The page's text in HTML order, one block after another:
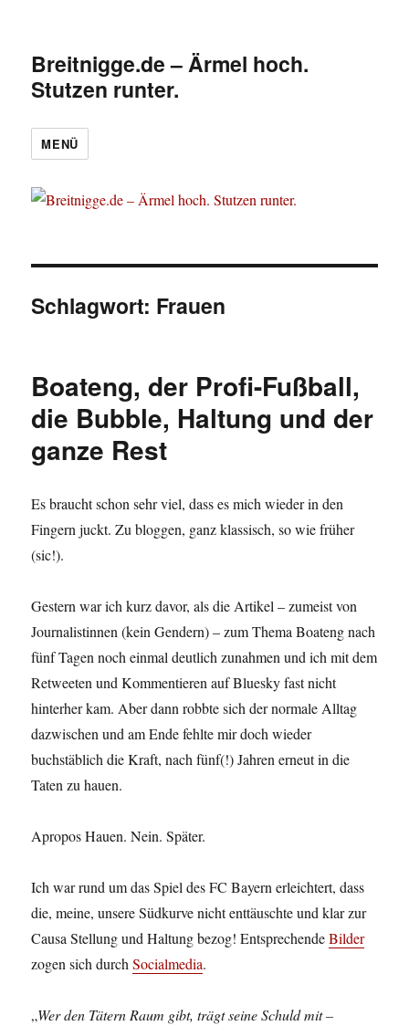
Breitnigge.de – Ärmel hoch.
Stutzen runter.
MENÜ
Schlagwort: Frauen
Boateng, der Profi-Fußball,
die Bubble, Haltung und der
ganze Rest
Es braucht schon sehr viel, dass es mich wieder in den
Fingern juckt. Zu bloggen, ganz klassisch, so wie früher
(sic!).
Gestern war ich kurz davor, als die Artikel – zumeist von
Journalistinnen (kein Gendern) – zum Thema Boateng nach
fünf Tagen noch einmal deutlich zunahmen und ich mit dem
Retweeten und Kommentieren auf Bluesky fast nicht
hinterher kam. Aber dann robbte sich der normale Alltag
dazwischen und am Ende fehlte mir doch wieder
buchstäblich die Kraft, nach fünf(!) Jahren erneut in die
Taten zu hauen.
Apropos Hauen. Nein. Später.
Ich war rund um das Spiel des FC Bayern erleichtert, dass
die, meine, unsere Südkurve nicht enttäuschte und klar zur
Causa Stellung und Haltung bezog! EntsprechendeBilder
zogen sich durchSocialmedia.
„Wer den Tätern Raum gibt, trägt seine Schuld mit –